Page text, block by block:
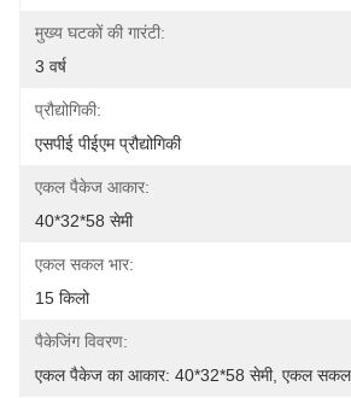
मुख्य घटकों की गारंटी:
3 वर्ष
प्रौद्योगिकी:
एसपीई पीईएम प्रौद्योगिकी
एकल पैकेज आकार:
40*32*58 सेमी
एकल सकल भार:
15 किलो
पैकेजिंग विवरण:
एकल पैकेज का आकार: 40*32*58 सेमी, एकल सकल